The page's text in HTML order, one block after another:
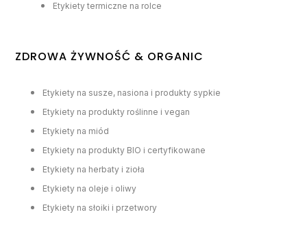
Etykiety termiczne na rolce
ZDROWA ŻYWNOŚĆ & ORGANIC
Etykiety na susze, nasiona i produkty sypkie
Etykiety na produkty roślinne i vegan
Etykiety na miód
Etykiety na produkty BIO i certyfikowane
Etykiety na herbaty i zioła
Etykiety na oleje i oliwy
Etykiety na słoiki i przetwory